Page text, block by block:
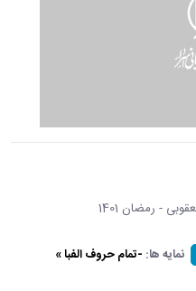
- رمضان 1401
نمایه ها: -تمام حروف الفبا »